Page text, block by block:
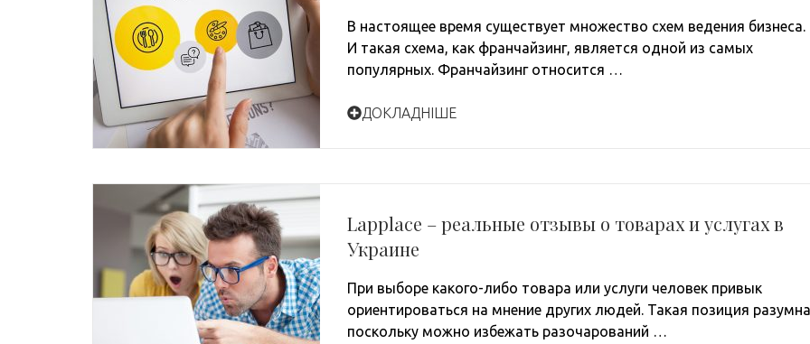
В настоящее время существует множество схем ведения бизнеса.
И такая схема, как франчайзинг, является одной из самых
популярных. Франчайзинг относится …
ДОКЛАДНІШЕ
Lapplace – реальные отзывы о товарах и услугах в
Украине
При выборе какого-либо товара или услуги человек привык
ориентироваться на мнение других людей. Такая позиция
поскольку можно избежать разочарований …